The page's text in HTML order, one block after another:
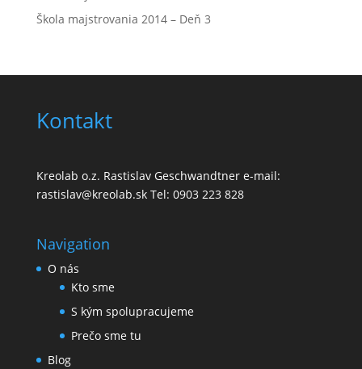
Škola majstrovania 2014 – Deň 3
Kontakt
Kreolab o.z. Rastislav Geschwandtner e-mail:
rastislav@kreolab.sk Tel: 0903 223 828
Navigation
O nás
Kto sme
S kým spolupracujeme
Prečo sme tu
Blog